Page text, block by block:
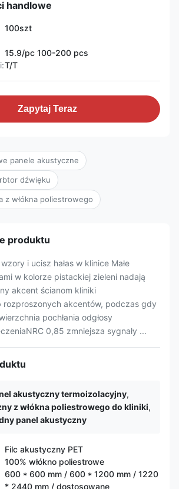
handlowe
100szt
15.9/pc 100-200 pcs
T/T
Zapytaj Teraz
panele akustyczne
dźwięku
z włókna poliestrowego
produktu
i ucisz hałas w klinice Małe
w kolorze pistackiej zieleni nadają
akcent ścianom kliniki
rozproszonych akcentów, podczas gdy
pochłania odgłosy
0,85 zmniejsza sygnały ...
akustyczny termoizolacyjny,
z włókna poliestrowego do kliniki,
panel akustyczny
Filc akustyczny PET
100% włókno poliestrowe
600 * 600 mm / 600 * 1200 mm / 1220
* 2440 mm / dostosowane